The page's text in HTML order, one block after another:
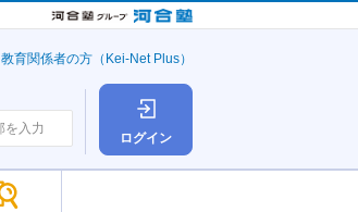
ログイン
教育関係者の方（Kei-Net Plus）